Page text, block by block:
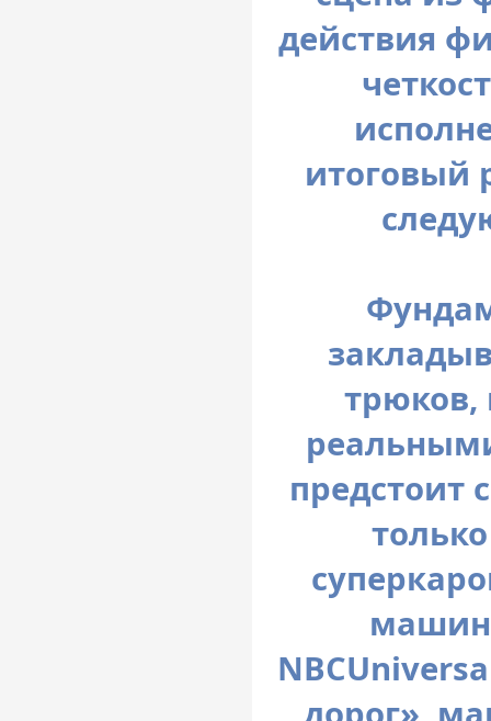
действия
итоговый
трюков,
предстоит
машин